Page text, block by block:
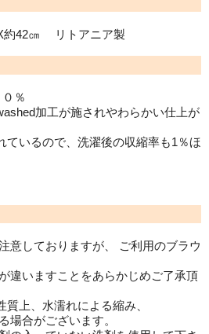
㎝ リトアニア製
％
加工が施されやわらかい仕上が
るので、洗濯後の収縮率も1％ほ
しておりますが、 ご利用のブラウ
ますことをあらかじめご了承頂
、水濡れによる縮み、
がございます。